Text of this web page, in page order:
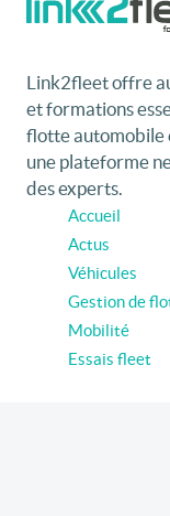
Link2fleet offre
et formations
flotte automobile
une plateforme
des experts.
Accueil
Actus
Véhicules
Gestion de
Mobilité
Essais fleet